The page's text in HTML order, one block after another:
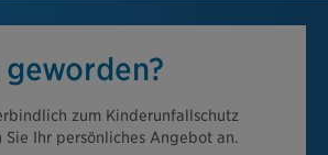
zum Kinderunfallschutz
Ihr persönliches Angebot an.